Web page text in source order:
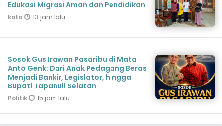
Edukasi Migrasi Aman dan Pendidikan
kota 13 jam lalu
Sosok Gus Irawan Pasaribu di Mata
Anto Genk: Dari Anak Pedagang Beras
Menjadi Bankir, Legislator, hingga
Bupati Tapanuli Selatan
Politik 15 jam lalu